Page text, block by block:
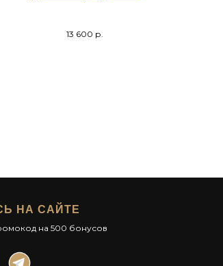
13 600 р.
НА САЙТЕ
на 500 бонусов